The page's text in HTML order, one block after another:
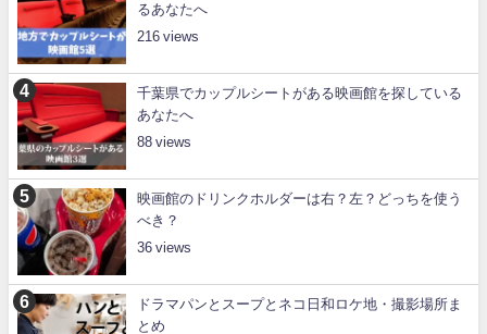
るあなたへ
216
千葉県でカップルシートがある映画館を探している
あなたへ
88
映画館のドリンクホルダーは右？左？どっちを使う
べき？
36
ドラマパンとスープとネコ日和ロケ地・撮影場所ま
とめ